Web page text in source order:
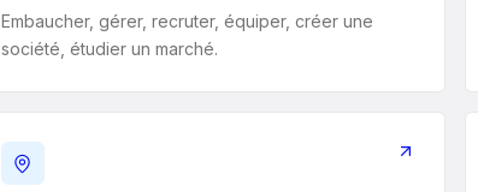
Embaucher, gérer, recruter, équiper, créer une
société, étudier un marché.